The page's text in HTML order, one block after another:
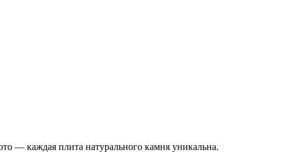
— каждая плита натурального камня уникальна.